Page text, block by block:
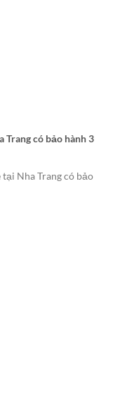
Trang có bảo hành 3
Nha Trang có bảo